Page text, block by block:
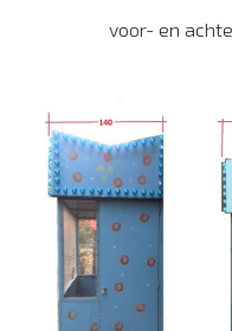
voor- en